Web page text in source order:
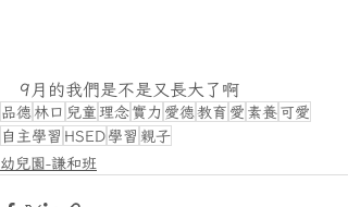
9月的我們是不是又長大了啊
品德林口 兒童理念實力 愛德教育 愛 素養可愛
自主學習 HSED學習 親子
幼兒園-謙和班